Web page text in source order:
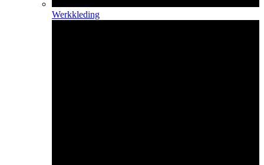
Werkkleding